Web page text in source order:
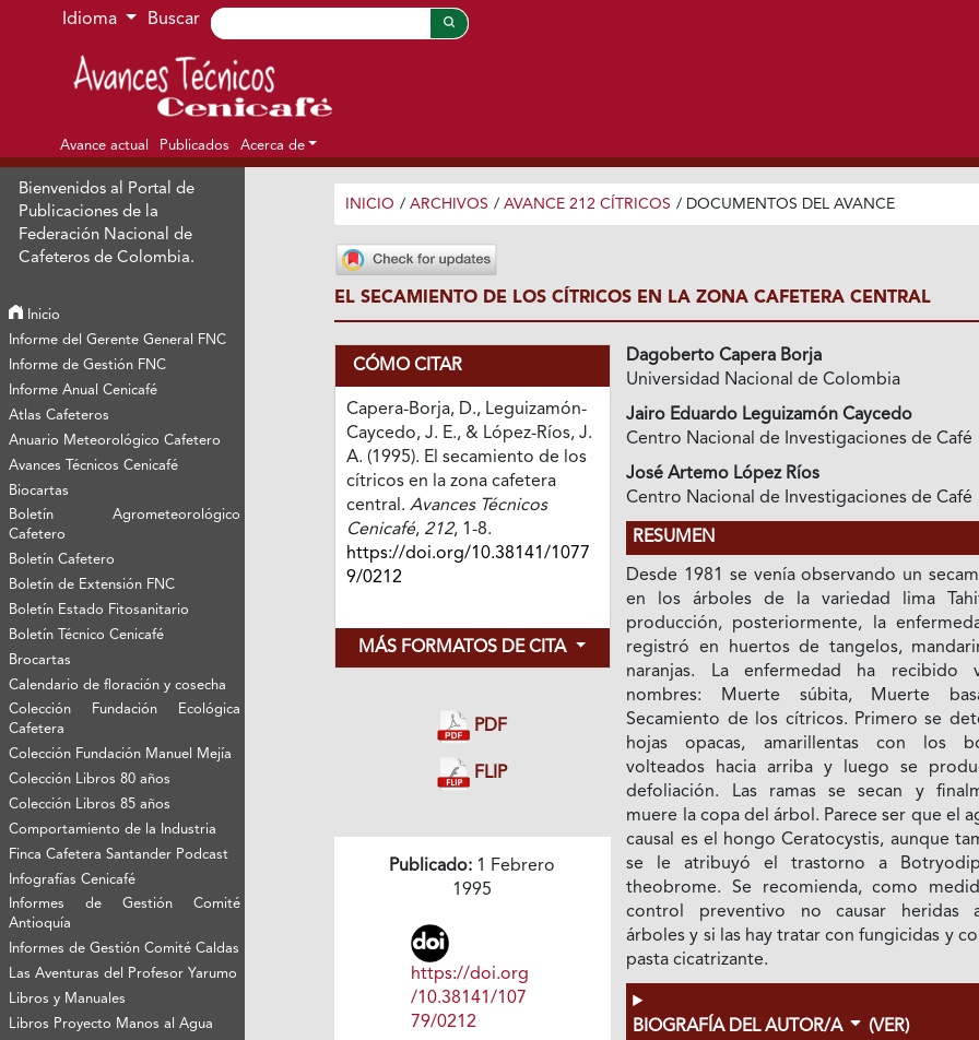
Ir al menú de navegación principal
Ir al contenido principal
Ir al pie de página del sitio
Idioma Buscar
Avance actual Publicados Acerca de
Bienvenidos al Portal de
Publicaciones de la
Federación Nacional de
Cafeteros de Colombia.
Inicio
Informe del Gerente General FNC
Informe de Gestión FNC
Informe Anual Cenicafé
Atlas Cafeteros
Anuario Meteorológico Cafetero
Avances Técnicos Cenicafé
Biocartas
Boletín Agrometeorológico
Cafetero
Boletín Cafetero
Boletín de Extensión FNC
Boletín Estado Fitosanitario
Boletín Técnico Cenicafé
Brocartas
Calendario de floración y cosecha
Colección Fundación Ecológica
Cafetera
Colección Fundación Manuel Mejía
Colección Libros 80 años
Colección Libros 85 años
Comportamiento de la Industria
Finca Cafetera Santander Podcast
Infografías Cenicafé
Informes de Gestión Comité
Antioquía
Informes de Gestión Comité Caldas
Las Aventuras del Profesor Yarumo
Libros y Manuales
Libros Proyecto Manos al Agua
INICIO / ARCHIVOS / AVANCE 212 CÍTRICOS / DOCUMENTOS DEL AVANCE
EL SECAMIENTO DE LOS CÍTRICOS EN LA ZONA CAFETERA CENTRAL
CÓMO CITAR
Capera-Borja, D., Leguizamón-
Caycedo, J. E., & López-Ríos, J.
A. (1995). El secamiento de los
cítricos en la zona cafetera
central. Avances Técnicos
Cenicafé, 212, 1-8.
https://doi.org/10.38141/1077
9/0212
MÁS FORMATOS DE CITA
PDF
FLIP
Publicado: 1 Febrero
1995
https://doi.org
/10.38141/107
79/0212
Dagoberto Capera Borja
Universidad Nacional de Colombia
Jairo Eduardo Leguizamón Caycedo
Centro Nacional de Investigaciones de Café
José Artemo López Ríos
Centro Nacional de Investigaciones de Café
RESUMEN
Desde 1981 se venía observando un
en los árboles de la variedad lima
producción, posteriormente, la
registró en huertos de tangelos,
naranjas. La enfermedad ha recibido
nombres: Muerte súbita, Muerte
Secamiento de los cítricos. Primero se
hojas opacas, amarillentas con los
volteados hacia arriba y luego se
defoliación. Las ramas se secan y
muere la copa del árbol. Parece ser que el
causal es el hongo Ceratocystis, aunque
se le atribuyó el trastorno a
theobrome. Se recomienda, como
control preventivo no causar heridas
árboles y si las hay tratar con fungicidas y
pasta cicatrizante.
BIOGRAFÍA DEL AUTOR/A (VER)